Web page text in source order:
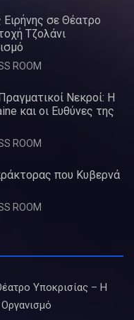
σε Θέατρο
Τζολάνι
ROOM
Νεκροί: Η
και οι Ευθύνες της
ROOM
που Κυβερνά
ROOM
Υποκρισίας – Η